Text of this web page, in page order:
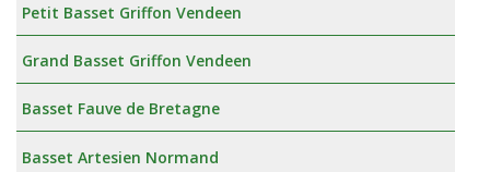
Petit Basset Griffon Vendeen
Grand Basset Griffon Vendeen
Basset Fauve de Bretagne
Basset Artesien Normand